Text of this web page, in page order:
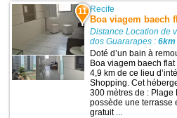
11 Recife
Boa viagem baech
Distance Location de
dos Guararapes :6km
Doté d’un bain à
Boa viagem baech
4,9 km de ce lieu
Shopping. Cet
300 mètres de : Plage
possède une terrasse
gratuit ...